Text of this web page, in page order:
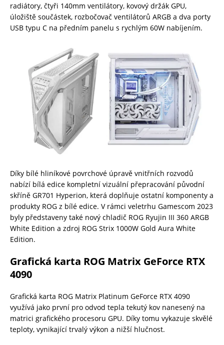
radiátory, čtyři 140mm ventilátory, kovový držák GPU,
úložiště součástek, rozbočovač ventilátorů ARGB a dva porty
USB typu C na předním panelu s rychlým 60W nabíjením.
Díky bílé hliníkové povrchové úpravě vnitřních rozvodů
nabízí bílá edice kompletní vizuální přepracování původní
skříně GR701 Hyperion, která doplňuje ostatní komponenty a
produkty ROG z bílé edice. V rámci veletrhu Gamescom 2023
byly představeny také nový chladič ROG Ryujin III 360 ARGB
White Edition a zdroj ROG Strix 1000W Gold Aura White
Edition.
Grafická karta ROG Matrix GeForce RTX
4090
Grafická karta ROG Matrix Platinum GeForce RTX 4090
využívá jako první pro odvod tepla tekutý kov nanesený na
matrici grafického procesoru GPU. Díky tomu vykazuje skvělé
teploty, vynikající trvalý výkon a nižší hlučnost.